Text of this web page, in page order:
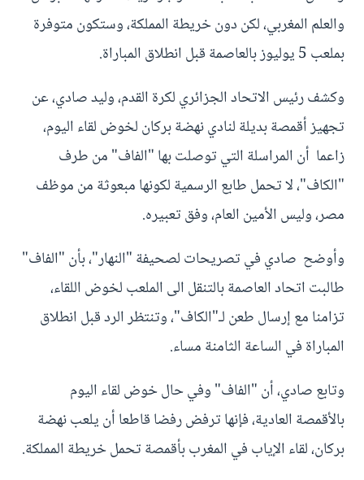
والعلم المغربي، لكن دون خريطة المملكة، وستكون متوفرة
بملعب 5 يوليوز بالعاصمة قبل انطلاق المباراة.
وكشف رئيس الاتحاد الجزائري لكرة القدم، وليد صادي، عن
تجهيز أقمصة بديلة لنادي نهضة بركان لخوض لقاء اليوم،
زاعما أن المراسلة التي توصلت بها "الفاف" من طرف
"الكاف"، لا تحمل طابع الرسمية لكونها مبعوثة من موظف
مصر، وليس الأمين العام، وفق تعبيره.
وأوضح صادي في تصريحات لصحيفة "النهار"، بأن "الفاف"
طالبت اتحاد العاصمة بالتنقل الى الملعب لخوض اللقاء،
تزامنا مع إرسال طعن لـ"الكاف"، وتنتظر الرد قبل انطلاق
المباراة في الساعة الثامنة مساء.
وتابع صادي، أن "الفاف" وفي حال خوض لقاء اليوم
بالأقمصة العادية، فإنها ترفض رفضا قاطعا أن يلعب نهضة
بركان، لقاء الإياب في المغرب بأقمصة تحمل خريطة المملكة.